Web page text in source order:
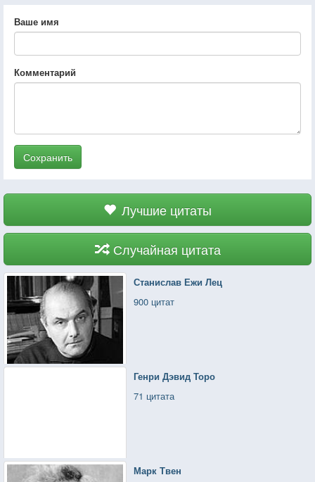
Ваше имя
Комментарий
Сохранить
Лучшие цитаты
Случайная цитата
Станислав Ежи Лец
900 цитат
Генри Дэвид Торо
71 цитата
Марк Твен